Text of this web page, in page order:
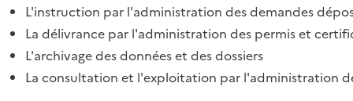
L'instruction par l'administration des demandes
La délivrance par l'administration des permis et
L'archivage des données et des dossiers
La consultation et l'exploitation par l'administration